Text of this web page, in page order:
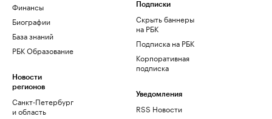
Финансы
Биографии
База знаний
РБК Образование
Новости
регионов
Санкт-Петербург
и область
Подписки
Скрыть баннеры
на РБК
Подписка на РБК
Корпоративная
подписка
Уведомления
RSS Новости